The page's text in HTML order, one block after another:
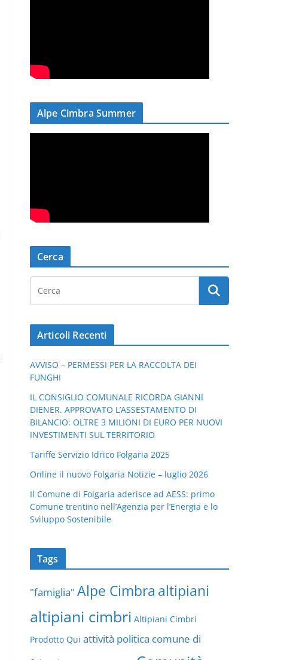
Alpe Cimbra Summer
Cerca
Articoli Recenti
AVVISO – PERMESSI PER LA RACCOLTA DEI
FUNGHI
IL CONSIGLIO COMUNALE RICORDA GIANNI
DIENER. APPROVATO L’ASSESTAMENTO DI
BILANCIO: OLTRE 3 MILIONI DI EURO PER NUOVI
INVESTIMENTI SUL TERRITORIO
Tariffe Servizio Idrico Folgaria 2025
Online il nuovo Folgaria Notizie – luglio 2026
Il Comune di Folgaria aderisce ad AESS: primo
Comune trentino nell’Agenzia per l’Energia e lo
Sviluppo Sostenibile
Tags
"famiglia" Alpe Cimbra altipiani
altipiani cimbri Altipiani Cimbri
Prodotto Qui attività politica comune di